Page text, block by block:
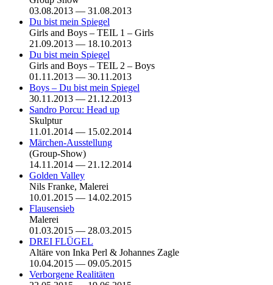
03.08.2013 — 31.08.2013
Du bist mein Spiegel
Girls and Boys – TEIL 1 – Girls
21.09.2013 — 18.10.2013
Du bist mein Spiegel
Girls and Boys – TEIL 2 – Boys
01.11.2013 — 30.11.2013
Boys – Du bist mein Spiegel
30.11.2013 — 21.12.2013
Sandro Porcu: Head up
Skulptur
11.01.2014 — 15.02.2014
Märchen-Ausstellung
(Group-Show)
14.11.2014 — 21.12.2014
Golden Valley
Nils Franke, Malerei
10.01.2015 — 14.02.2015
Flausensieb
Malerei
01.03.2015 — 28.03.2015
DREI FLÜGEL
Altäre von Inka Perl & Johannes Zagle
10.04.2015 — 09.05.2015
Verborgene Realitäten